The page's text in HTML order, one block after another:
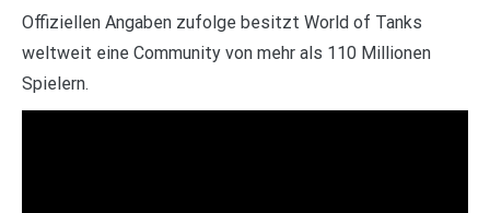
Offiziellen Angaben zufolge besitzt World of Tanks
weltweit eine Community von mehr als 110 Millionen
Spielern.